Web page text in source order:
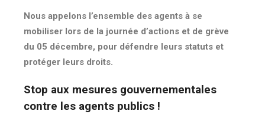
Nous appelons l’ensemble des agents à se
mobiliser lors de la journée d’actions et de grève
du 05 décembre, pour défendre leurs statuts et
protéger leurs droits.
Stop aux mesures gouvernementales
contre les agents publics !